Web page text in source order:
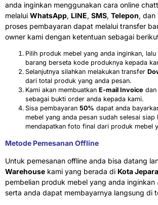
anda inginkan menggunakan cara online
melalui WhatsApp, LINE, SMS, Telepon, dan
proses pembayaran dapat melalui transfer
owner kami dengan ketentuan sebagai
Pilih produk mebel yang anda inginkan,
barang berseta kode produknya kepada
Selanjutnya silahkan melakukan transfer
dari total produk yang anda pesan.
Kami akan membuatkan E-mail Invoice dan
sebagai bukti order anda kepada kami.
Sisa pembayaran 50% dapat anda
mebel yang anda pesan sudah selesai
mendapatkan foto final dari produk mebel
Metode Pemesanan Offline
Untuk pemesanan offline anda bisa datang
Warehouse kami yang berada di Kota Jepara
pembelian produk mebel yang anda inginkan
serta anda dapat membayarnya langsung di